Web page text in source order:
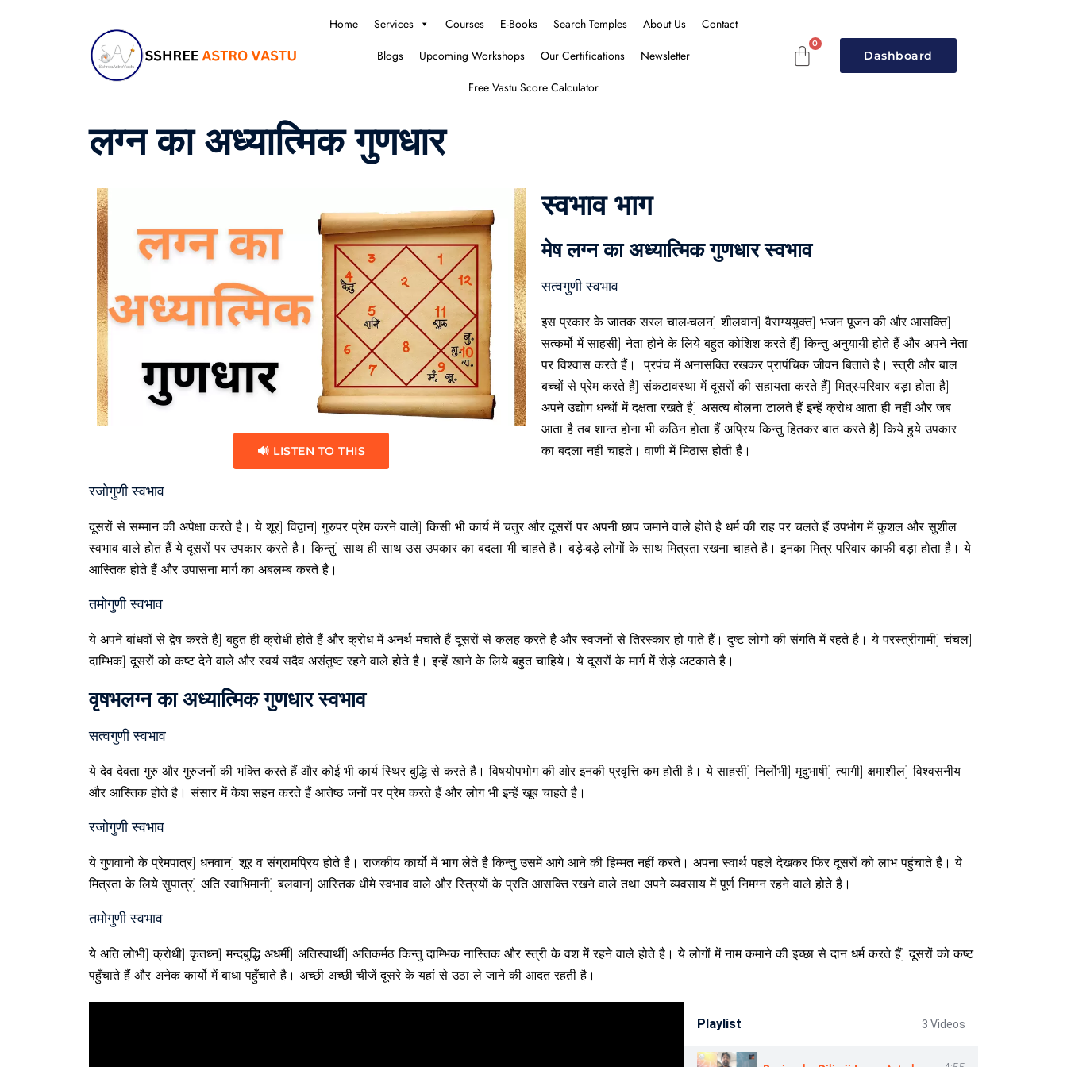
Home Services Courses E-Books Search Temples About Us
Contact
Blogs
Upcoming Workshops Our Certifications
Newsletter
Free Vastu Score Calculator
Dashboard
लग्न का अध्यात्मिक गुणधार
🔊 LISTEN TO THIS
स्वभाव भाग
मेष लग्न का अध्यात्मिक गुणधार स्वभाव
सत्वगुणी स्वभाव
इस प्रकार के जातक सरल चाल-चलन] शीलवान] वैराग्ययुक्त] भजन पूजन की और आसक्ति]
सत्कर्मो में साहसी] नेता होने के लिये बहुत कोशिश करते हैं] किन्तु अनुयायी होते हैं और अपने नेता
पर विश्वास करते हैं। प्रपंच में अनासक्ति रखकर प्रापंचिक जीवन बिताते है। स्त्री और बाल
बच्चों से प्रेम करते है] संकटावस्था में दूसरों की सहायता करते हैं] मित्र-परिवार बड़ा होता है]
अपने उद्योग धन्धों में दक्षता रखते है] असत्य बोलना टालते हैं इन्हें क्रोध आता ही नहीं और जब
आता है तब शान्त होना भी कठिन होता हैं अप्रिय किन्तु हितकर बात करते है] किये हुये उपकार
का बदला नहीं चाहते। वाणी में मिठास होती है।
रजोगुणी स्वभाव
दूसरों से सम्मान की अपेक्षा करते है। ये शूर] विद्वान] गुरुपर प्रेम करने वाले] किसी भी कार्य में चतुर और दूसरों पर अपनी छाप जमाने वाले होते है धर्म की राह पर चलते हैं उपभोग में कुशल और सुशील
स्वभाव वाले होत हैं ये दूसरों पर उपकार करते है। किन्तु] साथ ही साथ उस उपकार का बदला भी चाहते है। बड़े-बड़े लोगों के साथ मित्रता रखना चाहते है। इनका मित्र परिवार काफी बड़ा होता है। ये
आस्तिक होते हैं और उपासना मार्ग का अबलम्ब करते है।
तमोगुणी स्वभाव
ये अपने बांधवों से द्वेष करते है] बहुत ही क्रोधी होते हैं और क्रोध में अनर्थ मचाते हैं दूसरों से कलह करते है और स्वजनों से तिरस्कार हो पाते हैं। दुष्ट लोगों की संगति में रहते है। ये परस्त्रीगामी] चंचल]
दाम्भिक] दूसरों को कष्ट देने वाले और स्वयं सदैव असंतुष्ट रहने वाले होते है। इन्हें खाने के लिये बहुत चाहिये। ये दूसरों के मार्ग में रोड़े अटकाते है।
वृषभलग्न का अध्यात्मिक गुणधार स्वभाव
सत्वगुणी स्वभाव
ये देव देवता गुरु और गुरुजनों की भक्ति करते हैं और कोई भी कार्य स्थिर बुद्धि से करते है। विषयोपभोग की ओर इनकी प्रवृत्ति कम होती है। ये साहसी] निर्लोभी] मृदुभाषी] त्यागी] क्षमाशील] विश्वसनीय
और आस्तिक होते है। संसार में केश सहन करते हैं आतेष्ठ जनों पर प्रेम करते हैं और लोग भी इन्हें खूब चाहते है।
रजोगुणी स्वभाव
ये गुणवानों के प्रेमपात्र] धनवान] शूर व संग्रामप्रिय होते है। राजकीय कार्यो में भाग लेते है किन्तु उसमें आगे आने की हिम्मत नहीं करते। अपना स्वार्थ पहले देखकर फिर दूसरों को लाभ पहुंचाते है। ये
मित्रता के लिये सुपात्र] अति स्वाभिमानी] बलवान] आस्तिक धीमे स्वभाव वाले और स्त्रियों के प्रति आसक्ति रखने वाले तथा अपने व्यवसाय में पूर्ण निमग्न रहने वाले होते है।
तमोगुणी स्वभाव
ये अति लोभी] क्रोधी] कृतध्न] मन्दबुद्धि अधर्मी] अतिस्वार्थी] अतिकर्मठ किन्तु दाम्भिक नास्तिक और स्त्री के वश में रहने वाले होते है। ये लोगों में नाम कमाने की इच्छा से दान धर्म करते हैं] दूसरों को कष्ट
पहुँचाते हैं और अनेक कार्यो में बाधा पहुँचाते है। अच्छी अच्छी चीजें दूसरे के यहां से उठा ले जाने की आदत रहती है।
Playlist 3 Videos